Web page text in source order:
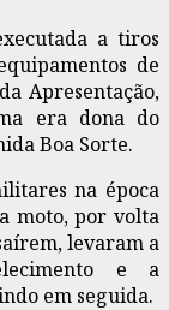
a tiros
de
Apresentação,
era dona do
Boa Sorte.
na época
moto, por volta
levaram a
e a
em seguida.